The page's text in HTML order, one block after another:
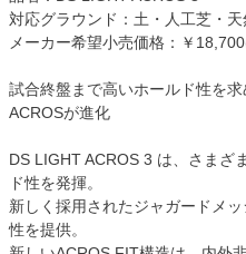
対応グラウンド：土・人工芝・天
メーカー希望小売価格：￥
試合終盤まで高いホールド性を
ACROSが進化
DS LIGHT ACROS 3 は、さまざ
ド性を発揮。
新しく採用されたジャガードメ
性を提供。